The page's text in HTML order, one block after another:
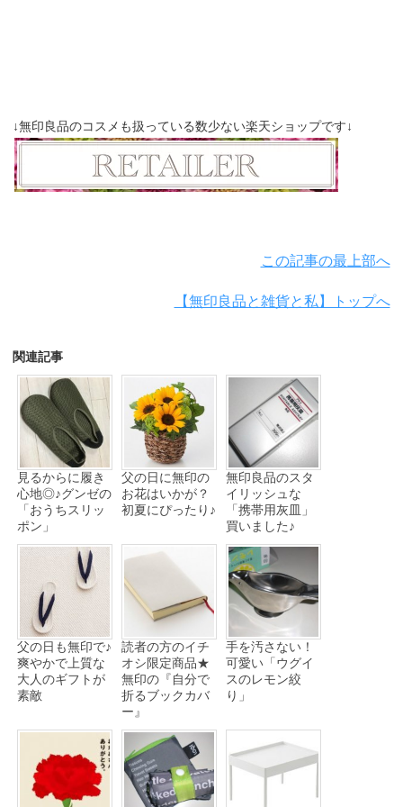
↓無印良品のコスメも扱っている数少ない楽天ショップです↓
この記事の最上部へ
【無印良品と雑貨と私】トップへ
関連記事
見るからに履き
心地◎♪グンゼの
「おうちスリッ
ポン」
父の日に無印の
お花はいかが？
初夏にぴったり♪
無印良品のスタ
イリッシュな
「携帯用灰皿」
買いました♪
父の日も無印で♪
爽やかで上質な
大人のギフトが
素敵
読者の方のイチ
オシ限定商品★
無印の『自分で
折るブックカバ
ー』
手を汚さない！
可愛い「ウグイ
スのレモン絞
り」